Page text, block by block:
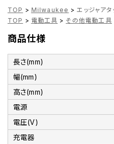
TOP > Milwaukee > エッジャア
TOP > 電動工具 > その他電動工具
商品仕様
長さ(mm)
幅(mm)
高さ(mm)
電源
電圧(V)
充電器